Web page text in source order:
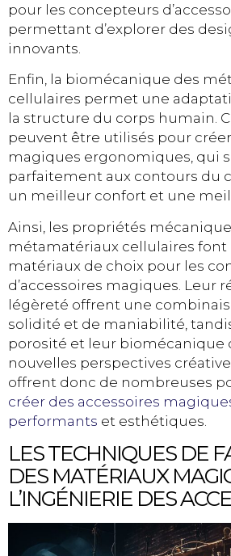
pour les concepteurs
permettant d’explorer des
innovants.
Enfin, la biomécanique des
cellulaires permet une
la structure du corps humain.
peuvent être utilisés pour
magiques ergonomiques, qui
parfaitement aux contours du
un meilleur confort et une
Ainsi, les propriétés
métamatériaux cellulaires font
matériaux de choix pour les
d’accessoires magiques. Leur
légèreté offrent une
solidité et de maniabilité,
porosité et leur biomécanique
nouvelles perspectives
offrent donc de nombreuses
créer des accessoires
performants et esthétiques.
LES TECHNIQUES DE
DES MATÉRIAUX
L’INGÉNIERIE DES